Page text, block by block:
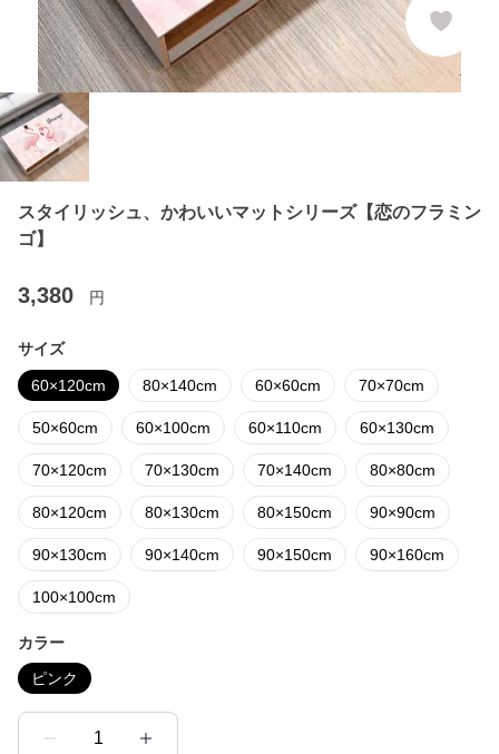
スタイリッシュ、かわいいマットシリーズ【恋のフラミン
ゴ】
3,380 円
サイズ
60×120cm 80×140cm 60×60cm 70×70cm
50×60cm 60×100cm 60×110cm 60×130cm
70×120cm 70×130cm 70×140cm 80×80cm
80×120cm 80×130cm 80×150cm 90×90cm
90×130cm 90×140cm 90×150cm 90×160cm
100×100cm
カラー
ピンク
1